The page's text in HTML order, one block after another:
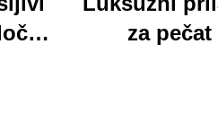
za